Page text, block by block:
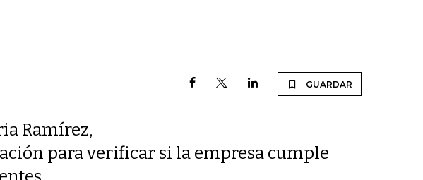
GUARDAR
Ramírez,
para verificar si la empresa cumple